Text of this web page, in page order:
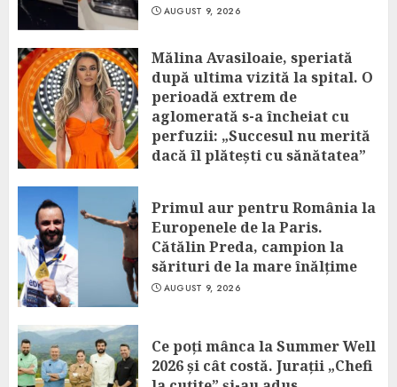
AUGUST 9, 2026
Mălina Avasiloaie, speriată
după ultima vizită la spital. O
perioadă extrem de
aglomerată s-a încheiat cu
perfuzii: „Succesul nu merită
dacă îl plătești cu sănătatea”
Primul aur pentru România la
Europenele de la Paris.
Cătălin Preda, campion la
sărituri de la mare înălțime
AUGUST 9, 2026
Ce poți mânca la Summer Well
2026 și cât costă. Jurații „Chefi